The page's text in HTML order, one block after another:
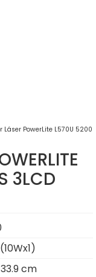
Láser PowerLite L570U 5200
3LCD
cm